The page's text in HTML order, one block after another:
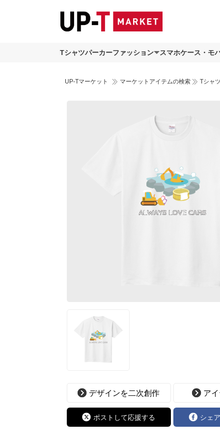
Tシャツパーカーファッション スマホケース・モ
UP-Tマーケット マーケットアイテムの検索 Tシャ
デザインを二次創作 ア
ポストして応援する シェ